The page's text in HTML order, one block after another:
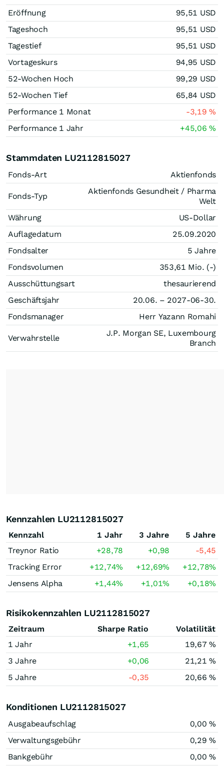
Eröffnung
95,51 USD
Tageshoch
95,51 USD
Tagestief
95,51 USD
Vortageskurs
94,95 USD
52-Wochen Hoch
99,29 USD
52-Wochen Tief
65,84 USD
Performance 1 Monat
-3,19%
Performance 1 Jahr
+45,06%
Stammdaten LU2112815027
Fonds-Art Aktienfonds
Fonds-Typ
Aktienfonds Gesundheit / Pharma
Welt
Währung
US-Dollar
Auflagedatum
25.09.2020
Fondsalter
5 Jahre
Fondsvolumen
353,61 Mio. (-)
Ausschüttungsart
thesaurierend
Geschäftsjahr
20.06. – 2027-06-30.
Fondsmanager
Herr Yazann Romahi
Verwahrstelle
J.P. Morgan SE, Luxembourg
Branch
Kennzahlen LU2112815027
Kennzahl 1 Jahr 3 Jahre
5 Jahre
Treynor Ratio
+28,78 +0,98
-5,45
Tracking Error
+12,74% +12,69% +12,78%
Jensens Alpha
+1,44% +1,01% +0,18%
Risikokennzahlen LU2112815027
Zeitraum Sharpe Ratio
Volatilität
1 Jahr
+1,65
19,67 %
3 Jahre
+0,06
21,21 %
5 Jahre
-0,35 20,66 %
Konditionen LU2112815027
Ausgabeaufschlag
0,00 %
Verwaltungsgebühr
0,29 %
Bankgebühr
0,00 %